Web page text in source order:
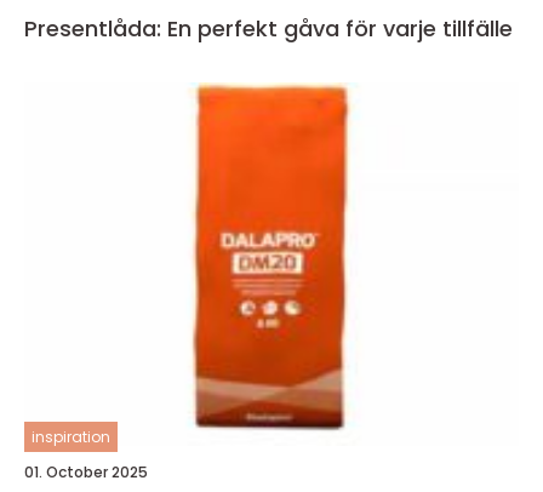
Presentlåda: En perfekt gåva för varje tillfälle
inspiration
01. October 2025